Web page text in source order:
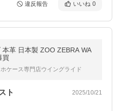
違反報告 いいね 0
ZOO ZEBRA WA
買
ケース専門店ウイングライド
ト 2025/10/21